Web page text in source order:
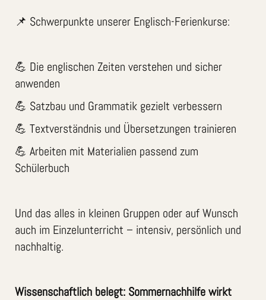
📌 Schwerpunkte unserer Englisch-Ferienkurse:
💪 Die englischen Zeiten verstehen und sicher
anwenden
💪 Satzbau und Grammatik gezielt verbessern
💪 Textverständnis und Übersetzungen trainieren
💪 Arbeiten mit Materialien passend zum
Schülerbuch
Und das alles in kleinen Gruppen oder auf Wunsch
auch im Einzelunterricht – intensiv, persönlich und
nachhaltig.
Wissenschaftlich belegt: Sommernachhilfe wirkt